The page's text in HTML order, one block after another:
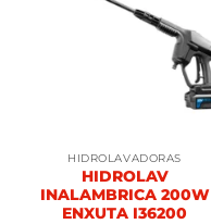
HIDROLAVADORAS
HIDROLAV
INALAMBRICA 200W
ENXUTA I36200